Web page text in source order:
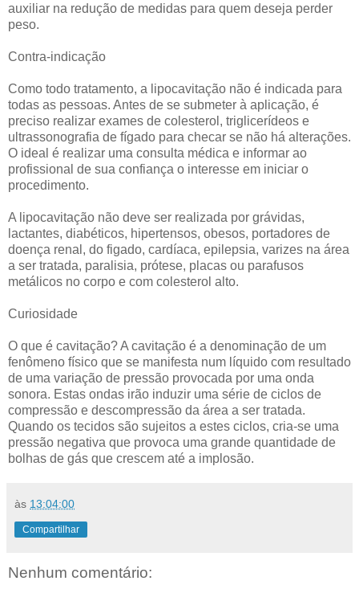
auxiliar na redução de medidas para quem deseja perder
peso.
Contra-indicação
Como todo tratamento, a lipocavitação não é indicada para
todas as pessoas. Antes de se submeter à aplicação, é
preciso realizar exames de colesterol, triglicerídeos e
ultrassonografia de fígado para checar se não há alterações.
O ideal é realizar uma consulta médica e informar ao
profissional de sua confiança o interesse em iniciar o
procedimento.
A lipocavitação não deve ser realizada por grávidas,
lactantes, diabéticos, hipertensos, obesos, portadores de
doença renal, do figado, cardíaca, epilepsia, varizes na área
a ser tratada, paralisia, prótese, placas ou parafusos
metálicos no corpo e com colesterol alto.
Curiosidade
O que é cavitação? A cavitação é a denominação de um
fenômeno físico que se manifesta num líquido com resultado
de uma variação de pressão provocada por uma onda
sonora. Estas ondas irão induzir uma série de ciclos de
compressão e descompressão da área a ser tratada.
Quando os tecidos são sujeitos a estes ciclos, cria-se uma
pressão negativa que provoca uma grande quantidade de
bolhas de gás que crescem até a implosão.
às 13:04:00
Compartilhar
Nenhum comentário: